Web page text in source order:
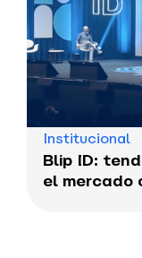
Institucional
Blip ID:
el mercado